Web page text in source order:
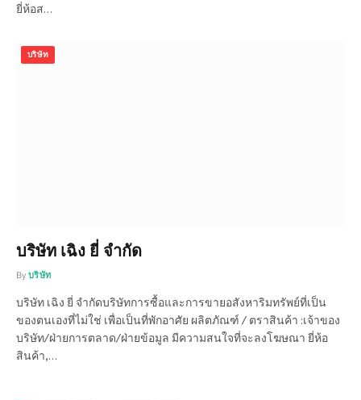
ยี่ห้อส…
บริษัท
บริษัท เฉิง ยี่ จำกัด
By บริษัท
บริษัท เฉิง ยี่ จำกัดบริษัทการซื้อและการขายอสังหาริมทรัพย์ที่เป็น
ของตนเองที่ไม่ใช่ เพื่อเป็นที่พักอาศัย ผลิตภัณฑ์ / ตราสินค้า :เจ้าของ
บริษัท/ฝ่ายการตลาด/ฝ่ายข้อมูล มีความสนใจที่จะลงโฆษณา ยี่ห้อ
สินค้า,…